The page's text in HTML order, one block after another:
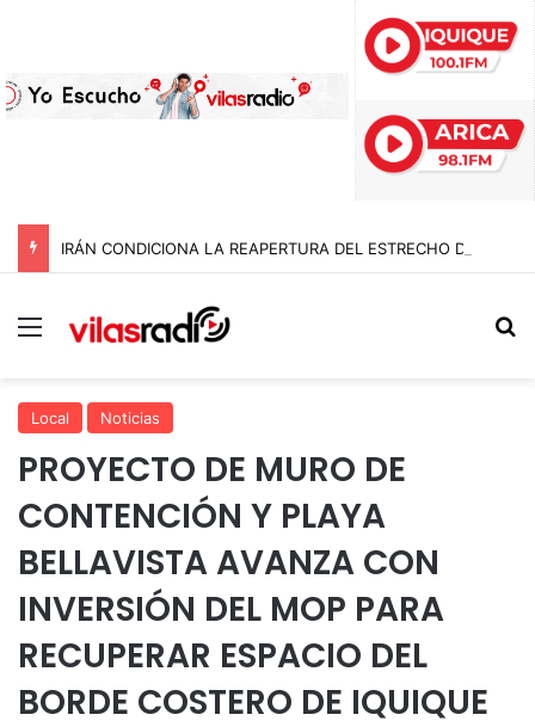
Menú
Local Noticias
PROYECTO DE MURO DE
CONTENCIÓN Y PLAYA
BELLAVISTA AVANZA CON
INVERSIÓN DEL MOP PARA
RECUPERAR ESPACIO DEL
BORDE COSTERO DE IQUIQUE